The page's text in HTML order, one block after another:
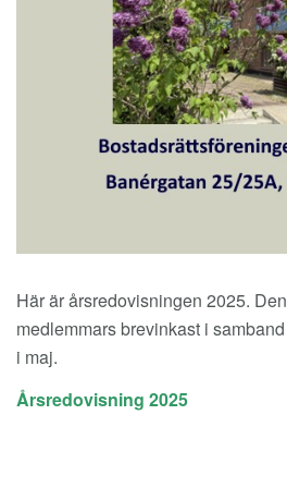
Här är årsredovisningen 2025.
medlemmars brevinkast i
i maj.
Årsredovisning 2025